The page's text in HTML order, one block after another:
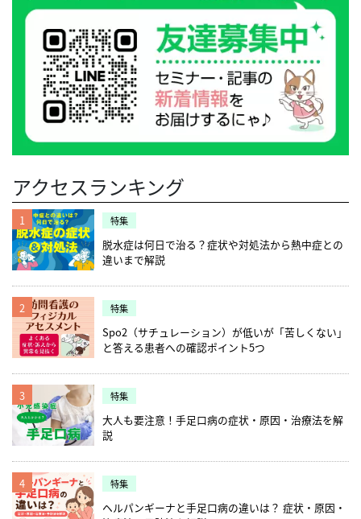
アクセスランキング
1 特集
脱水症は何日で治る？症状や対処法から熱中症との
違いまで解説
2 特集
Spo2（サチュレーション）が低いが「苦しくない」
と答える患者への確認ポイント5つ
3 特集
大人も要注意！手足口病の症状・原因・治療法を解
説
4 特集
ヘルパンギーナと手足口病の違いは？ 症状・原因・